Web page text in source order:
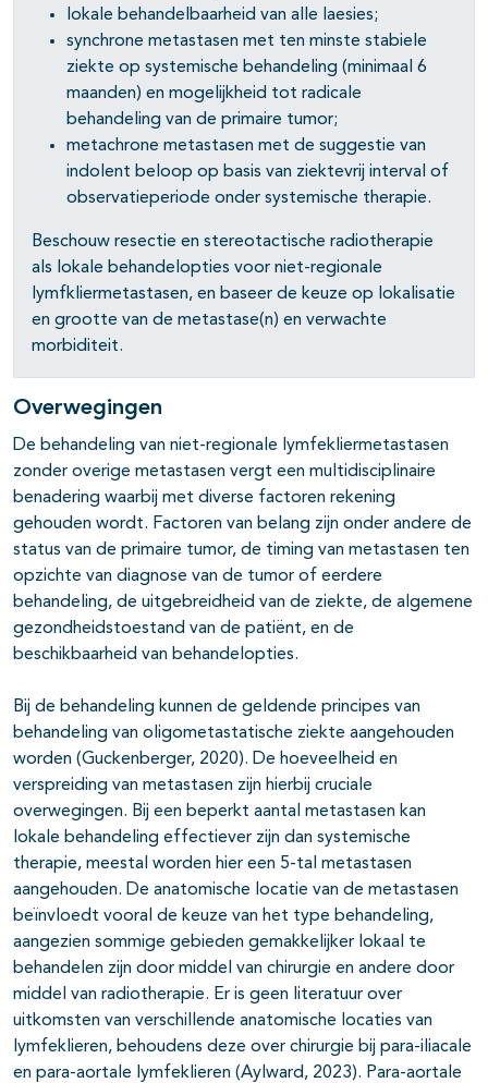
lokale behandelbaarheid van alle laesies;
synchrone metastasen met ten minste stabiele
ziekte op systemische behandeling (minimaal 6
maanden) en mogelijkheid tot radicale
behandeling van de primaire tumor;
metachrone metastasen met de suggestie van
indolent beloop op basis van ziektevrij interval of
observatieperiode onder systemische therapie.
Beschouw resectie en stereotactische radiotherapie
als lokale behandelopties voor niet-regionale
lymfkliermetastasen, en baseer de keuze op lokalisatie
en grootte van de metastase(n) en verwachte
morbiditeit.
Overwegingen
De behandeling van niet-regionale lymfekliermetastasen
zonder overige metastasen vergt een multidisciplinaire
benadering waarbij met diverse factoren rekening
gehouden wordt. Factoren van belang zijn onder andere de
status van de primaire tumor, de timing van metastasen ten
opzichte van diagnose van de tumor of eerdere
behandeling, de uitgebreidheid van de ziekte, de algemene
gezondheidstoestand van de patiënt, en de
beschikbaarheid van behandelopties.
Bij de behandeling kunnen de geldende principes van
behandeling van oligometastatische ziekte aangehouden
worden (Guckenberger, 2020). De hoeveelheid en
verspreiding van metastasen zijn hierbij cruciale
overwegingen. Bij een beperkt aantal metastasen kan
lokale behandeling effectiever zijn dan systemische
therapie, meestal worden hier een 5-tal metastasen
aangehouden. De anatomische locatie van de metastasen
beïnvloedt vooral de keuze van het type behandeling,
aangezien sommige gebieden gemakkelijker lokaal te
behandelen zijn door middel van chirurgie en andere door
middel van radiotherapie. Er is geen literatuur over
uitkomsten van verschillende anatomische locaties van
lymfeklieren, behoudens deze over chirurgie bij para-iliacale
en para-aortale lymfeklieren (Aylward, 2023). Para-aortale